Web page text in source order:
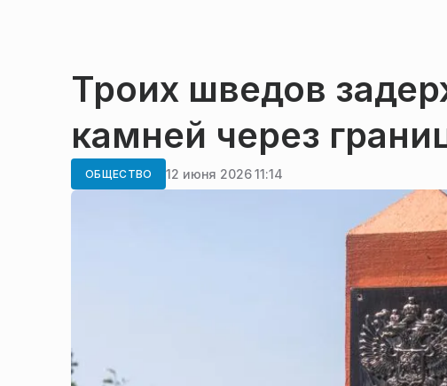
Троих шведов
камней через
ОБЩЕСТВО 12 июня 2026 11:14